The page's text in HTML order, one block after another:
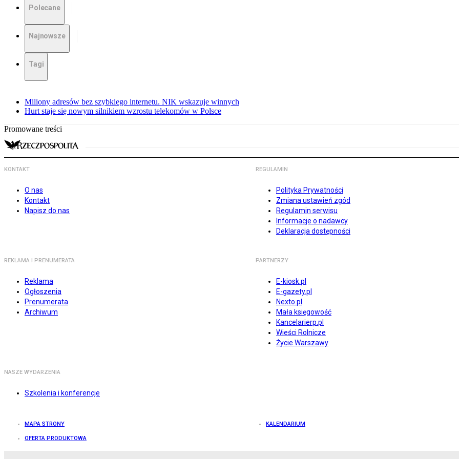
Polecane
Najnowsze
Tagi
Miliony adresów bez szybkiego internetu. NIK wskazuje winnych
Hurt staje się nowym silnikiem wzrostu telekomów w Polsce
Promowane treści
KONTAKT
O nas
Kontakt
Napisz do nas
REGULAMIN
Polityka Prywatności
Zmiana ustawień zgód
Regulamin serwisu
Informacje o nadawcy
Deklaracja dostępności
REKLAMA I PRENUMERATA
Reklama
Ogłoszenia
Prenumerata
Archiwum
PARTNERZY
E-kiosk.pl
E-gazety.pl
Nexto.pl
Mała księgowość
Kancelarierp.pl
Wieści Rolnicze
Życie Warszawy
NASZE WYDARZENIA
Szkolenia i konferencje
MAPA STRONY KALENDARIUM
OFERTA PRODUKTOWA